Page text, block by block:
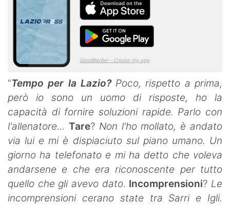
“Tempo per la Lazio? Poco, rispetto a prima,
però io sono un uomo di risposte, ho la
capacità di fornire soluzioni rapide. Parlo con
l'allenatore... Tare? Non l'ho mollato, è andato
via lui e mi è dispiaciuto sul piano umano. Un
giorno ha telefonato e mi ha detto che voleva
andarsene e che era riconoscente per tutto
quello che gli avevo dato. Incomprensioni? Le
incomprensioni cerano state tra Sarri e Igli.